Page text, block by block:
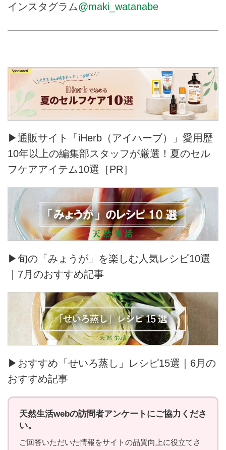
インスタグラム@maki_watanabe
▶通販サイト「iHerb（アイハーブ）」愛用歴
10年以上の編集部スタッフが厳選！夏のセル
フケアアイテム10選［PR］
▶旬の「みょうが」を楽しむ人気レシピ10選
｜7月のおすすめ記事
▶おすすめ「せいろ蒸し」レシピ15選｜6月の
おすすめ記事